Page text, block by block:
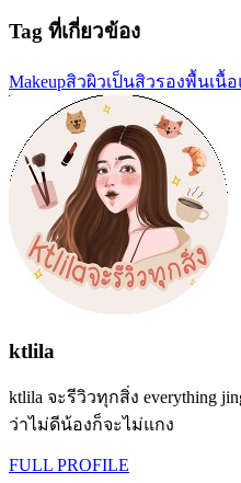
Tag ที่เกี่ยวข้อง
Makeupสิวผิวเป็นสิวรองพื้นเนื้
ktlila
ktlila จะรีวิวทุกสิ่ง everything
ว่าไม่ดีน้องก็จะไม่แกง
FULL PROFILE